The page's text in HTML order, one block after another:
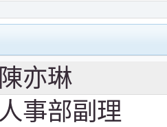
陳亦琳
人事部副理